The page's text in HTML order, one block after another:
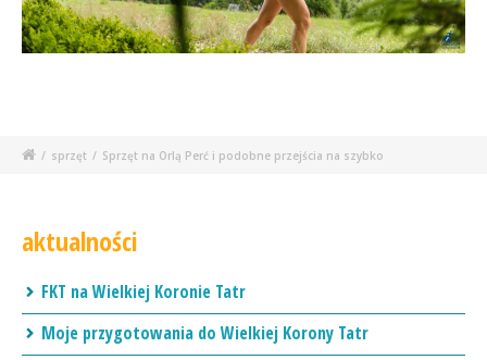
/ sprzęt / Sprzęt na Orlą Perć i podobne przejścia na szybko
aktualności
FKT na Wielkiej Koronie Tatr
Moje przygotowania do Wielkiej Korony Tatr